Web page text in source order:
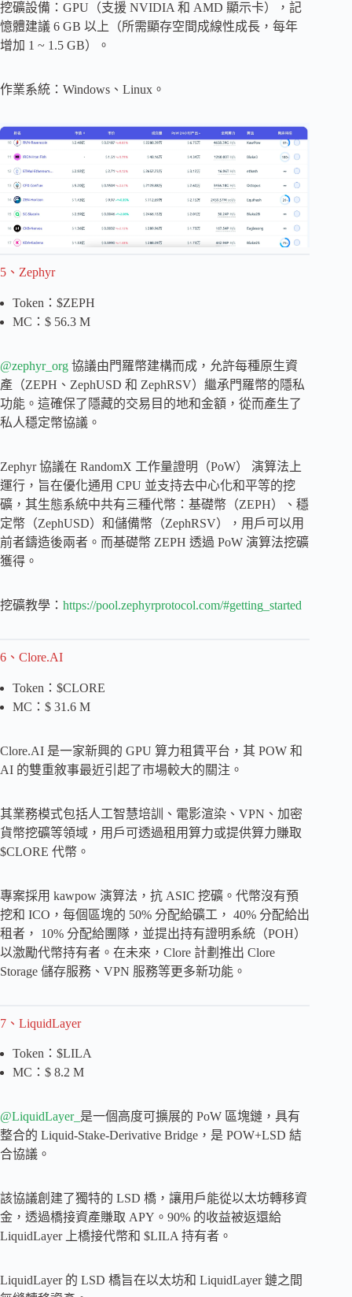
挖礦設備：GPU（支援 NVIDIA 和 AMD 顯示卡），記
憶體建議 6 GB 以上（所需顯存空間成線性成長，每年
增加 1 ~ 1.5 GB）。
作業系統：Windows、Linux。
5、Zephyr
Token：$ZEPH
MC：$ 56.3 M
@zephyr_org 協議由門羅幣建構而成，允許每種原生資
產（ZEPH、ZephUSD 和 ZephRSV）繼承門羅幣的隱私
功能。這確保了隱藏的交易目的地和金額，從而產生了
私人穩定幣協議。
Zephyr 協議在 RandomX 工作量證明（PoW） 演算法上
運行，旨在優化通用 CPU 並支持去中心化和平等的挖
礦，其生態系統中共有三種代幣：基礎幣（ZEPH）、穩
定幣（ZephUSD）和儲備幣（ZephRSV），用戶可以用
前者鑄造後兩者。而基礎幣 ZEPH 透過 PoW 演算法挖礦
獲得。
挖礦教學： https://pool.zephyrprotocol.com/#getting_started
6、Clore.AI
Token：$CLORE
MC：$ 31.6 M
Clore.AI 是一家新興的 GPU 算力租賃平台，其 POW 和
AI 的雙重敘事最近引起了市場較大的關注。
其業務模式包括人工智慧培訓、電影渲染、VPN、加密
貨幣挖礦等領域，用戶可透過租用算力或提供算力賺取
$CLORE 代幣。
專案採用 kawpow 演算法，抗 ASIC 挖礦。代幣沒有預
挖和 ICO，每個區塊的 50% 分配給礦工， 40% 分配給出
租者， 10% 分配給團隊，並提出持有證明系統（POH）
以激勵代幣持有者。在未來，Clore 計劃推出 Clore
Storage 儲存服務、VPN 服務等更多新功能。
7、LiquidLayer
Token：$LILA
MC：$ 8.2 M
@LiquidLayer_ 是一個高度可擴展的 PoW 區塊鏈，具有
整合的 Liquid-Stake-Derivative Bridge，是 POW+LSD 結
合協議。
該協議創建了獨特的 LSD 橋，讓用戶能從以太坊轉移資
金，透過橋接資產賺取 APY。90% 的收益被返還給
LiquidLayer 上橋接代幣和 $LILA 持有者。
LiquidLayer 的 LSD 橋旨在以太坊和 LiquidLayer 鏈之間